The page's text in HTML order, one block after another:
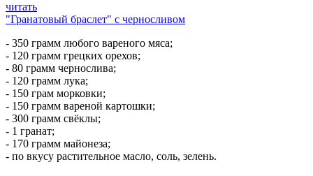
читать
"Гранатовый браслет" с черносливом
- 350 грамм любого вареного мяса;
- 120 грамм грецких орехов;
- 80 грамм чернослива;
- 120 грамм лука;
- 150 грам морковки;
- 150 грамм вареной картошки;
- 300 грамм свёклы;
- 1 гранат;
- 170 грамм майонеза;
- по вкусу растительное масло, соль, зелень.